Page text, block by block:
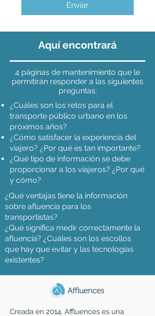
Enviar
Aquí encontrará
4 páginas de mantenimiento que le
permitirán responder a las siguientes
preguntas:
¿Cuáles son los retos para el
transporte público urbano en los
próximos años?
¿Cómo satisfacer la experiencia del
viajero? ¿Por qué es tan importante?
¿Qué tipo de información se debe
proporcionar a los viajeros? ¿Por qué
y cómo?
¿Qué ventajas tiene la información
sobre afluencia para los
transportistas?
¿Qué significa medir correctamente la
afluencia? ¿Cuáles son los escollos
que hay que evitar y las tecnologías
existentes?
Creada en 2014, Affluences es una